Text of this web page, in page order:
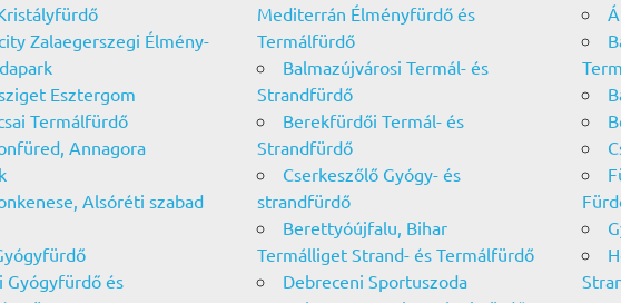
Zalaegerszegi Élmény-
Esztergom
Termálfürdő
Annagora
Alsóréti szabad
Gyógyfürdő és
Mediterrán Élményfürdő és
Termálfürdő
Balmazújvárosi Termál- és
Strandfürdő
Berekfürdői Termál- és
Strandfürdő
Cserkeszőlő Gyógy- és
strandfürdő
Berettyóújfalu, Bihar
Termálliget Strand- és Termálfürdő
Debreceni Sportuszoda